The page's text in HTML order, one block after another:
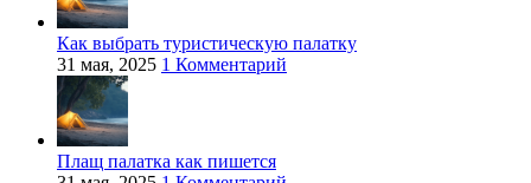
Как выбрать туристическую палатку
31 мая, 2025 1 Комментарий
Плащ палатка как пишется